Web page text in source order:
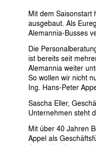
Verbotene Symbolik am
Mit dem Saisonstart
ausgebaut. Als
Alemannia-Busses
Die
ist bereits seit
Alemannia weiter
So wollen wir nicht
Ing. Hans-Peter
Sascha Eller,
Unternehmen steht
Mit über 40 Jahren
Appel als